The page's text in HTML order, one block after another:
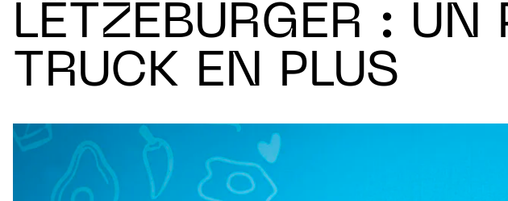
LËTZEBURGER :
TRUCK EN PLUS